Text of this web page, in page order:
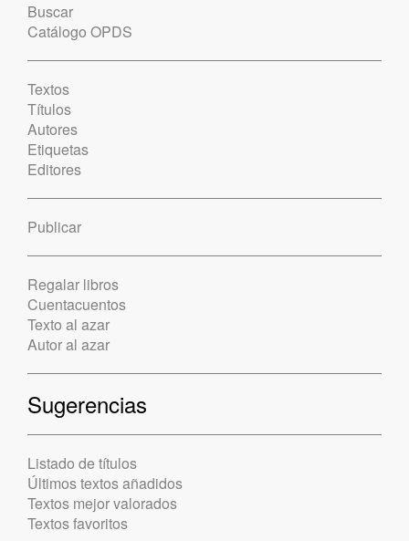
Buscar
Catálogo OPDS
Textos
Títulos
Autores
Etiquetas
Editores
Publicar
Regalar libros
Cuentacuentos
Texto al azar
Autor al azar
Sugerencias
Listado de títulos
Últimos textos añadidos
Textos mejor valorados
Textos favoritos